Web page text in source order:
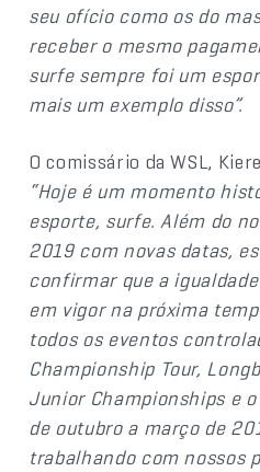
seu ofício como os do
receber o mesmo
surfe sempre foi um
mais um exemplo disso”.
O comissário da WSL,
“Hoje é um momento
esporte, surfe. Além do
2019 com novas datas,
confirmar que a
em vigor na próxima
todos os eventos
Championship Tour,
Junior Championships e
de outubro a março de
trabalhando com nossos